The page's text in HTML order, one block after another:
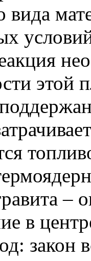
вида
–
в
закон